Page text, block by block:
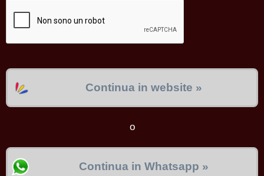
Continua in website »
o
Continua in Whatsapp »